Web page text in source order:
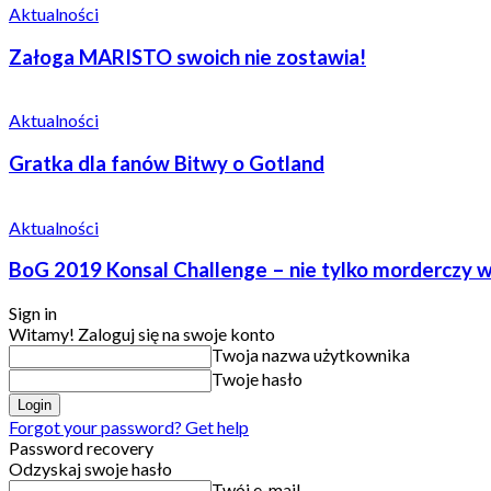
Aktualności
Załoga MARISTO swoich nie zostawia!
Aktualności
Gratka dla fanów Bitwy o Gotland
Aktualności
BoG 2019 Konsal Challenge – nie tylko morderczy
Sign in
Witamy! Zaloguj się na swoje konto
Twoja nazwa użytkownika
Twoje hasło
Forgot your password? Get help
Password recovery
Odzyskaj swoje hasło